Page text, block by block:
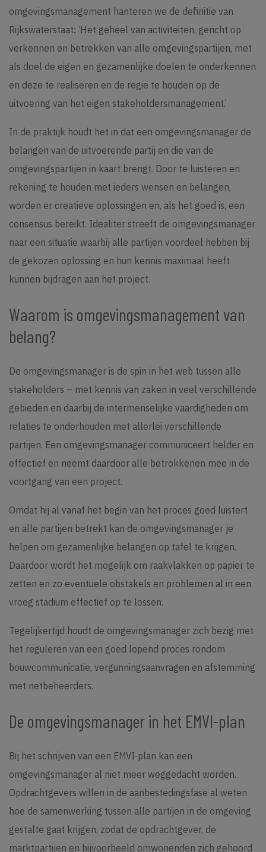
omgevingsmanagement hanteren we de definitie van
Rijkswaterstaat: ‘Het geheel van activiteiten, gericht op
verkennen en betrekken van alle omgevingspartijen, met
als doel de eigen en gezamenlijke doelen te onderkennen
en deze te realiseren en de regie te houden op de
uitvoering van het eigen stakeholdersmanagement.’
In de praktijk houdt het in dat een omgevingsmanager de
belangen van de uitvoerende partij en die van de
omgevingspartijen in kaart brengt. Door te luisteren en
rekening te houden met ieders wensen en belangen,
worden er creatieve oplossingen en, als het goed is, een
consensus bereikt. Idealiter streeft de omgevingsmanager
naar een situatie waarbij alle partijen voordeel hebben bij
de gekozen oplossing en hun kennis maximaal heeft
kunnen bijdragen aan het project.
Waarom is omgevingsmanagement van
belang?
De omgevingsmanager is de spin in het web tussen alle
stakeholders – met kennis van zaken in veel verschillende
gebieden en daarbij de intermenselijke vaardigheden om
relaties te onderhouden met allerlei verschillende
partijen. Een omgevingsmanager communiceert helder en
effectief en neemt daardoor alle betrokkenen mee in de
voortgang van een project.
Omdat hij al vanaf het begin van het proces goed luistert
en alle partijen betrekt kan de omgevingsmanager je
helpen om gezamenlijke belangen op tafel te krijgen.
Daardoor wordt het mogelijk om raakvlakken op papier te
zetten en zo eventuele obstakels en problemen al in een
vroeg stadium effectief op te lossen.
Tegelijkertijd houdt de omgevingsmanager zich bezig met
het reguleren van een goed lopend proces rondom
bouwcommunicatie, vergunningsaanvragen en afstemming
met netbeheerders.
De omgevingsmanager in het EMVI-plan
Bij het schrijven van een EMVI-plan kan een
omgevingsmanager al niet meer weggedacht worden.
Opdrachtgevers willen in de aanbestedingsfase al weten
hoe de samenwerking tussen alle partijen in de omgeving
gestalte gaat krijgen, zodat de opdrachtgever, de
marktpartijen en bijvoorbeeld omwonenden zich gehoord